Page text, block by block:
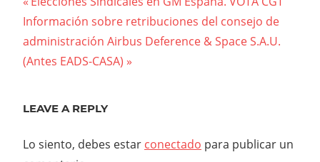
de
entradas
Post:
Next
Post:
Información sobre retribuciones del consejo de
administración Airbus Deference & Space S.A.U.
(Antes EADS-CASA)
LEAVE A REPLY
Lo siento, debes estar conectado para publicar un